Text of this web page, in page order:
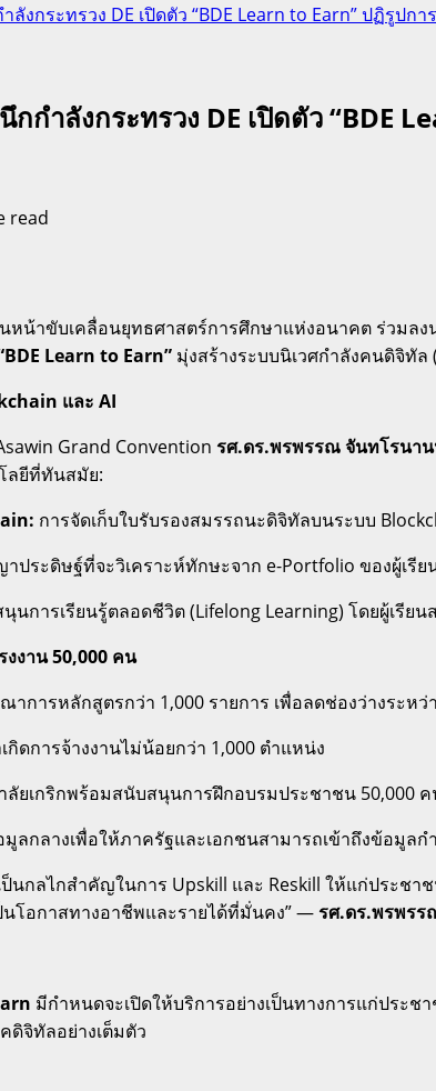
ลังกระทรวง DE เปิดตัว “BDE Learn to Earn” ปฏิรูป
กกำลังกระทรวง DE เปิดตัว “BDE
read
หน้าขับเคลื่อนยุทธศาสตร์การศึกษาแห่งอนาคต ร่วมล
Learn to Earn” มุ่งสร้างระบบนิเวศกำลังคนดิจิทัล
และ AI
Grand Convention รศ.ดร.พรพรรณ จันทโรนา
ลยีที่ทันสมัย:
การจัดเก็บใบรับรองสมรรถนะดิจิทัลบนระบบ
ประดิษฐ์ที่จะวิเคราะห์ทักษะจาก e-Portfolio ของผู้เรี
นการเรียนรู้ตลอดชีวิต (Lifelong Learning) โดยผู้เรี
งาน 50,000 คน
การหลักสูตรกว่า 1,000 รายการ เพื่อลดช่องว่างระ
เกิดการจ้างงานไม่น้อยกว่า 1,000 ตำแหน่ง
ลัยเกริกพร้อมสนับสนุนการฝึกอบรมประชาชน 50,000
มูลกลางเพื่อให้ภาครัฐและเอกชนสามารถเข้าถึงข้อมูล
นกลไกสำคัญในการ Upskill และ Reskill ให้แก่ประช
นโอกาสทางอาชีพและรายได้ที่มั่นคง” — รศ.ดร.พรพร
มีกำหนดจะเปิดให้บริการอย่างเป็นทางการแก่ประช
ดิจิทัลอย่างเต็มตัว